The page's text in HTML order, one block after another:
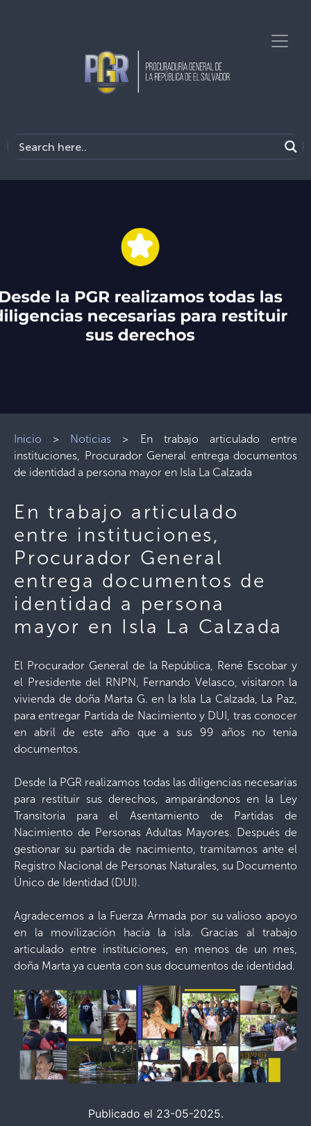
Inicio > Noticias > En trabajo articulado entre
instituciones, Procurador General entrega documentos
de identidad a persona mayor en Isla La Calzada
En trabajo articulado
entre instituciones,
Procurador General
entrega documentos de
identidad a persona
mayor en Isla La Calzada
El Procurador General de la República, René Escobar y
el Presidente del RNPN, Fernando Velasco, visitaron la
vivienda de doña Marta G. en la Isla La Calzada, La Paz,
para entregar Partida de Nacimiento y DUI, tras conocer
en abril de este año que a sus 99 años no tenía
documentos.
Desde la PGR realizamos todas las diligencias necesarias
para restituir sus derechos, amparándonos en la Ley
Transitoria para el Asentamiento de Partidas de
Nacimiento de Personas Adultas Mayores. Después de
gestionar su partida de nacimiento, tramitamos ante el
Registro Nacional de Personas Naturales, su Documento
Único de Identidad (DUI).
Agradecemos a la Fuerza Armada por su valioso apoyo
en la movilización hacia la isla. Gracias al trabajo
articulado entre instituciones, en menos de un mes,
doña Marta ya cuenta con sus documentos de identidad.
Publicado el 23-05-2025.